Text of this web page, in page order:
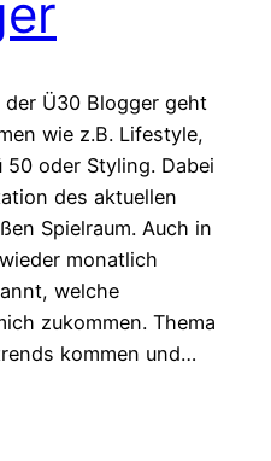
Ü30 Blogger geht
wie z.B. Lifestyle,
50 oder Styling. Dabei
des aktuellen
Spielraum. Auch in
monatlich
welche
zukommen. Thema
kommen und…